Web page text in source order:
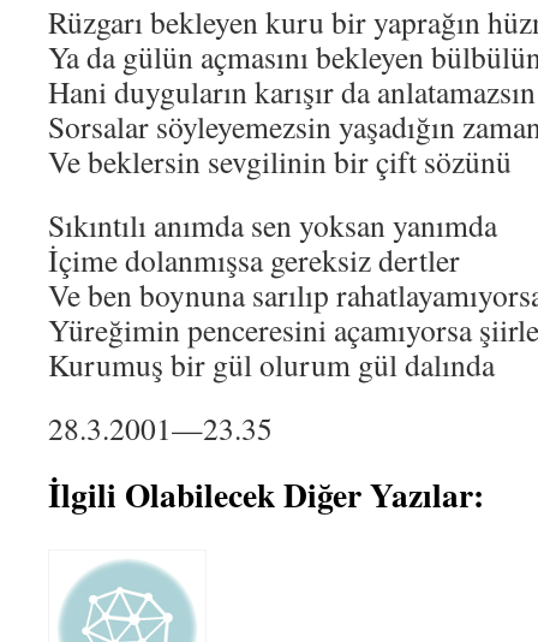
Rüzgarı bekleyen kuru bir yaprağın
Ya da gülün açmasını bekleyen
Hani duyguların karışır da anlatamazsın
Sorsalar söyleyemezsin yaşadığın
Ve beklersin sevgilinin bir çift sözünü
Sıkıntılı anımda sen yoksan yanımda
İçime dolanmışsa gereksiz dertler
Ve ben boynuna sarılıp
Yüreğimin penceresini açamıyorsa
Kurumuş bir gül olurum gül dalında
28.3.2001—23.35
İlgili Olabilecek Diğer Yazılar: